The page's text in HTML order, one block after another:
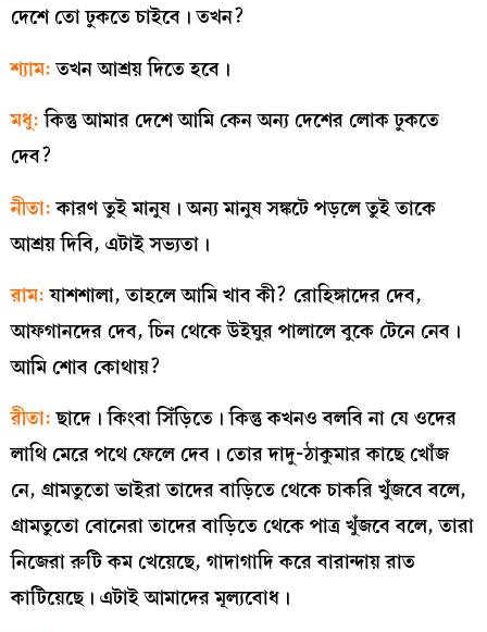
দেশে তো ঢুকতে চাইবে। তখন?
শ্যাম:তখন আশ্রয় দিতে হবে।
মধু:কিন্তু আমার দেশে আমি কেন অন্য দেশের লোক ঢুকতে
দেব?
নীতা:কারণ তুই মানুষ। অন্য মানুষ সঙ্কটে পড়লে তুই তাকে
আশ্রয় দিবি, এটাই সভ্যতা।
রাম:যাশশালা, তাহলে আমি খাব কী? রোহিঙ্গাদের দেব,
আফগানদের দেব, চিন থেকে উইঘুর পালালে বুকে টেনে নেব।
আমি শোব কোথায়?
রীতা:ছাদে। কিংবা সিঁড়িতে। কিন্তু কখনও বলবি না যে ওদের
লাথি মেরে পথে ফেলে দেব। তোর দাদু-ঠাকুমার কাছে খোঁজ
নে, গ্রামতুতো ভাইরা তাদের বাড়িতে থেকে চাকরি খুঁজবে বলে,
গ্রামতুতো বোনেরা তাদের বাড়িতে থেকে পাত্র খুঁজবে বলে, তারা
নিজেরা রুটি কম খেয়েছে, গাদাগাদি করে বারান্দায় রাত
কাটিয়েছে। এটাই আমাদের মূল্যবোধ।